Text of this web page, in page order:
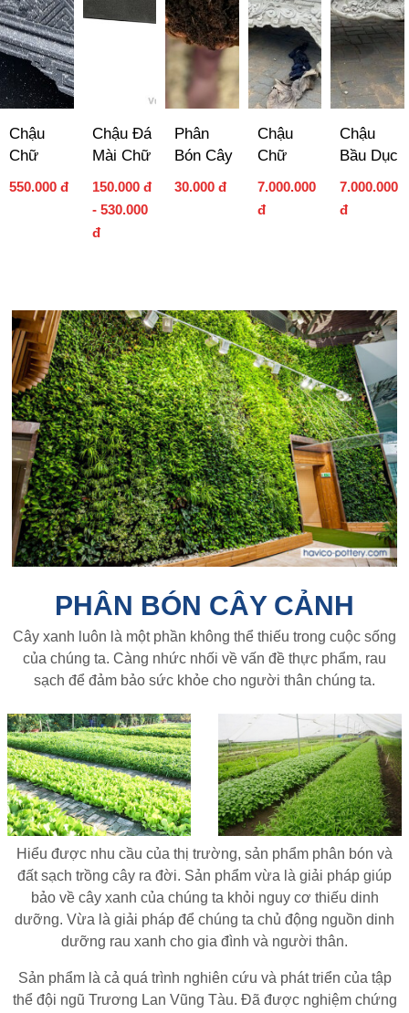
Chậu
Chữ
550.000 đ
Chậu Đá
Mài Chữ
150.000 đ
- 530.000
đ
Phân
Bón Cây
30.000 đ
Chậu
Chữ
TL04
7.000.000
đ
Chậu
Bầu Dục
TL03
7.000.000
đ
PHÂN BÓN CÂY CẢNH
Cây xanh luôn là một phần không thể thiếu trong cuộc sống
của chúng ta. Càng nhức nhối về vấn đề thực phẩm, rau
sạch để đảm bảo sức khỏe cho người thân chúng ta.
Hiểu được nhu cầu của thị trường, sản phẩm phân bón và
đất sạch trồng cây ra đời. Sản phẩm vừa là giải pháp giúp
bảo về cây xanh của chúng ta khỏi nguy cơ thiếu dinh
dưỡng. Vừa là giải pháp để chúng ta chủ động nguồn dinh
dưỡng rau xanh cho gia đình và người thân.
Sản phẩm là cả quá trình nghiên cứu và phát triển của tập
thể đội ngũ Trương Lan Vũng Tàu. Đã được nghiệm chứng